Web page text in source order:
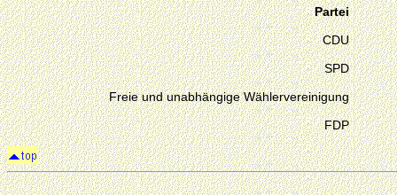
Partei
CDU
SPD
Freie und unabhängige Wählervereinigung
FDP